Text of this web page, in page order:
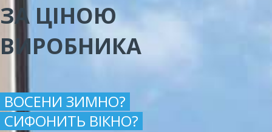
ЗА ЦІНОЮ
ВИРОБНИКА
ВОСЕНИ ЗИМНО?
СИФОНИТЬ ВІКНО?